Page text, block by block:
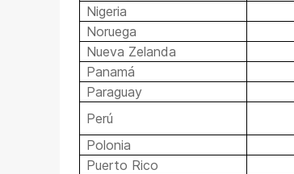
Nigeria
Noruega
Nueva Zelanda
Panamá
Paraguay
Perú
Polonia
Puerto Rico